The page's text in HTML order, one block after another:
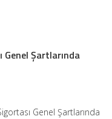
Şartlarında
Genel Şartlarında